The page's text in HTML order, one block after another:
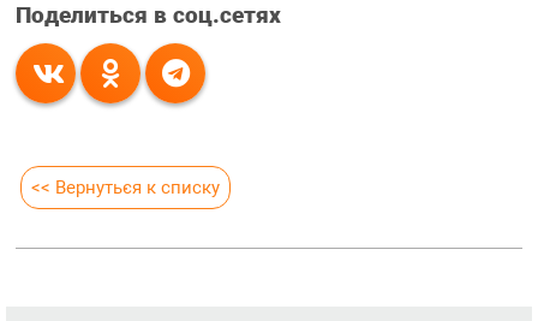
Поделиться в соц.сетях
<< Вернуться к списку